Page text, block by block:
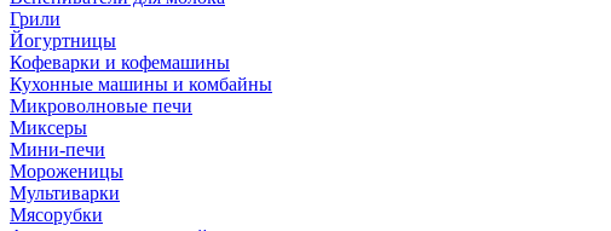
Грили
Йогуртницы
Кофеварки и кофемашины
Кухонные машины и комбайны
Микроволновые печи
Миксеры
Мини-печи
Мороженицы
Мультиварки
Мясорубки